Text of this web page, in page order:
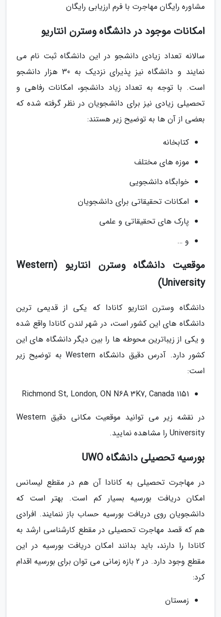
مشاوره رایگان مهاجرت با فرم ارزیابی رایگان
امکانات موجود در دانشگاه وسترن انتاریو
سالانه تعداد زیادی دانشجو در این دانشگاه ثبت نام می
نمایند و دانشگاه نیز پذیرای نزدیک به 30 هزار دانشجو
است. با توجه به تعداد زیاد دانشجو، امکانات رفاهی و
تحصیلی زیادی نیز برای دانشجویان در نظر گرفته شده که
بعضی از آن ها به توضیح زیر هستند:
کتابخانه
موزه های مختلف
خوابگاه دانشجویی
امکانات تحقیقاتی برای دانشجویان
پارک های تحقیقاتی و علمی
و …
موقعیت دانشگاه وسترن انتاریو (Western
University)
دانشگاه وسترن انتاریو کانادا که یکی از قدیمی ترین
دانشگاه های این کشور است، در شهر لندن کانادا واقع شده
و یکی از زیباترین محوطه ها را بین دیگر دانشگاه های این
کشور دارد. آدرس دقیق دانشگاه Western به توضیح زیر
است:
1151 Richmond St, London, ON N6A 3K7, Canada
در نقشه زیر می توانید موقعیت مکانی دقیق Western
University را مشاهده نمایید.
بورسیه تحصیلی دانشگاه UWO
در مهاجرت تحصیلی به کانادا آن هم در مقطع لیسانس
امکان دریافت بورسیه بسیار کم است. بهتر است که
دانشجویان روی دریافت بورسیه حساب باز ننمایند. افرادی
هم که قصد مهاجرت تحصیلی در مقطع کارشناسی ارشد به
کانادا را دارند، باید بدانند امکان دریافت بورسیه در این
مقطع وجود دارد. در 2 بازه زمانی می توان برای بورسیه اقدام
کرد:
زمستان